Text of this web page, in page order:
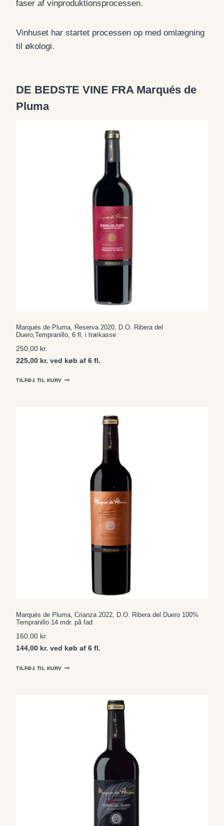
faser af vinproduktionsprocessen.
Vinhuset har startet processen op med omlægning
til økologi.
DE BEDSTE VINE FRA Marqués de
Pluma
Marqués de Pluma, Reserva 2020, D.O. Ribera del
Duero,Tempranillo, 6 fl. i trækasse
250,00 kr.
225,00 kr. ved køb af 6 fl.
TILFØJ TIL KURV
Marqués de Pluma, Crianza 2022, D.O. Ribera del Duero 100%
Tempranillo 14 mdr. på fad
160,00 kr.
144,00 kr. ved køb af 6 fl.
TILFØJ TIL KURV